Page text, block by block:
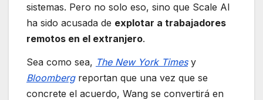
sistemas. Pero no solo eso, sino que Scale AI
ha sido acusada de explotar a trabajadores
remotos en el extranjero.
Sea como sea, The New York Timesy
Bloombergreportan que una vez que se
concrete el acuerdo, Wang se convertirá en